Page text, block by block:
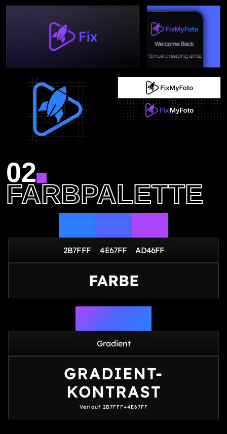
02
FARBPALETTE
2B7FFF 4E67FF AD46FF
FARBE
Gradient
GRADIENT-
KONTRAST
Verlauf 2B7FFF+4E67FF